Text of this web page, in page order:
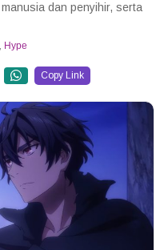
dan penyihir, serta
, Hype
Copy Link